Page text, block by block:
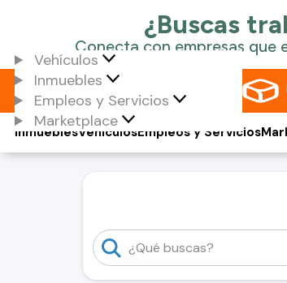
Vehículos
Inmuebles
Empleos y Servicios
Marketplace
Vehículos
Inmuebles Empleos y Servicios